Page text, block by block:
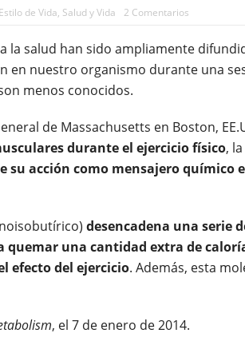
Estilo de Vida, Salud y Vida 2 Comentarios
la salud han sido ampliamente
en nuestro organismo durante una
menos conocidos.
de Massachusetts en Boston,
durante el ejercicio físico,
su acción como mensajero químico
desencadena una serie
quemar una cantidad extra de
efecto del ejercicio. Además, esta
, el 7 de enero de 2014.